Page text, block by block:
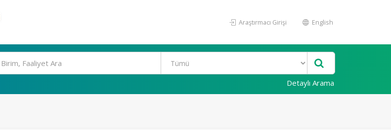
Araştırmacı Girişi English
Detaylı Arama